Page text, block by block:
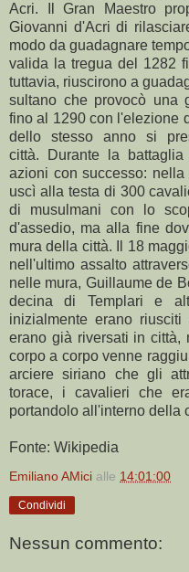
Acri. Il Gran Maestro
Giovanni d'Acri di
modo da guadagnare
valida la tregua del 1282
tuttavia, riuscirono a
sultano che provocò una
fino al 1290 con l'elezione
dello stesso anno si
città. Durante la
azioni con successo:
uscì alla testa di 300
di musulmani con lo
d'assedio, ma alla fine
mura della città. Il 18
nell'ultimo assalto
nelle mura, Guillaume de
decina di Templari e
inizialmente erano
erano già riversati in città,
corpo a corpo venne
arciere siriano che gli
torace, i cavalieri che
portandolo all'interno della
Fonte: Wikipedia
Emiliano AMici alle 14:01:00
Condividi
Nessun commento: